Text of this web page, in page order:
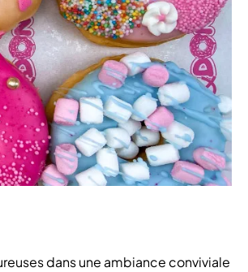
dans une ambiance conviviale